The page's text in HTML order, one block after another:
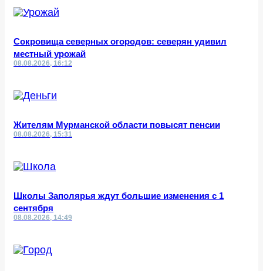
Сокровища северных огородов: северян удивил
местный урожай
08.08.2026, 16:12
Жителям Мурманской области повысят пенсии
08.08.2026, 15:31
Школы Заполярья ждут большие изменения с 1
сентября
08.08.2026, 14:49